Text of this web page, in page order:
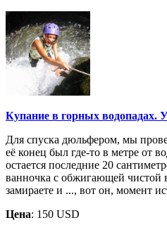
Купание в горных водопадах.
Для спуска дюльфером, мы
её конец был где-то в метре от
остается последние 20
ванночка с обжигающей чистой
замираете и ..., вот он, момент
Цена: 150 USD